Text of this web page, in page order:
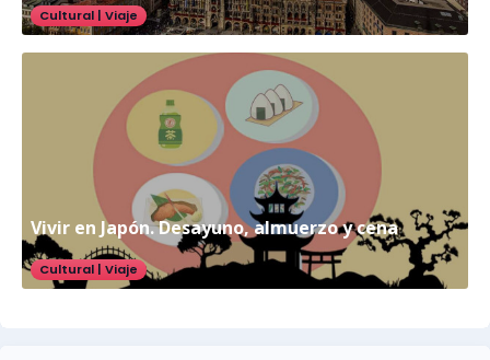
Cultural| Viaje
Cultural| Viaje
Vivir en Japón. Desayuno, almuerzo y cena